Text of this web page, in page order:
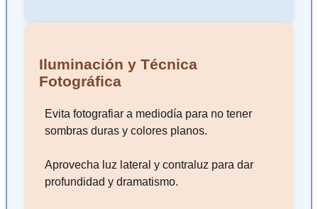
Iluminación y Técnica
Fotográfica
Evita fotografiar a mediodía para no tener
sombras duras y colores planos.
Aprovecha luz lateral y contraluz para dar
profundidad y dramatismo.